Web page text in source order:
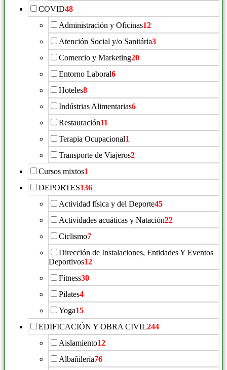
COVID48
Administración y Oficinas12
Atención Social y/o Sanitária3
Comercio y Marketing20
Entorno Laboral6
Hoteles8
Indústrias Alimentarias6
Restauración11
Terapia Ocupacional1
Transporte de Viajeros2
Cursos mixtos1
DEPORTES136
Actividad física y del Deporte45
Actividades acuáticas y Natación22
Ciclismo7
Dirección de Instalaciones, Entidades Y Eventos
Deportivos12
Fitness30
Pilates4
Yoga15
EDIFICACIÓN Y OBRA CIVIL244
Aislamiento12
Albañilería76